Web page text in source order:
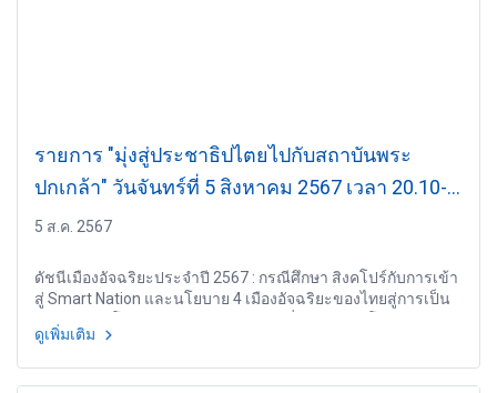
รายการ "มุ่งสู่ประชาธิปไตยไปกับสถาบันพระ
ปกเกล้า" วันจันทร์ที่ 5 สิงหาคม 2567 เวลา 20.10-
21.00 น.
5 ส.ค. 2567
ดัชนีเมืองอัจฉริยะประจำปี 2567 : กรณีศึกษา สิงคโปร์กับการเข้า
สู่ Smart Nation และนโยบาย 4 เมืองอัจฉริยะของไทยสู่การเป็น
แผน กรมยุทธการทหาร กองบัญชาการกองทัพไทย
ดูเพิ่มเติม